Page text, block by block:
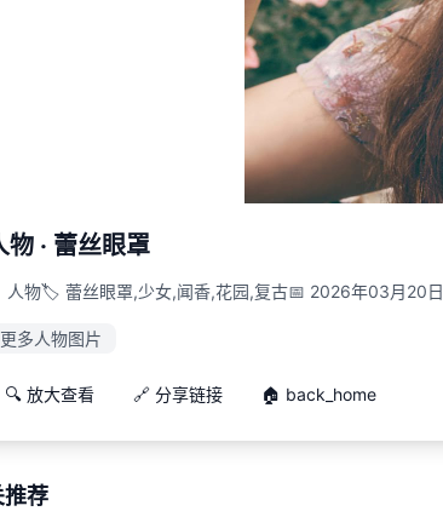
物 · 蕾丝眼罩
人物🏷️ 蕾丝眼罩,少女,闻香,花园,复古📅 2026年03月20日
更多人物图片
🔍 放大查看 🔗 分享链接 🏠 back_home
荐